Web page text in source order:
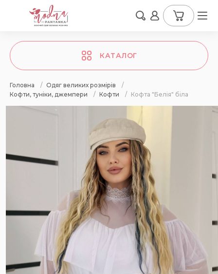
КАТАЛОГ
Головна / Одяг великих розмірів
/
Кофти, туніки, джемпери
/ Кофти / Кофта "Белія" біла